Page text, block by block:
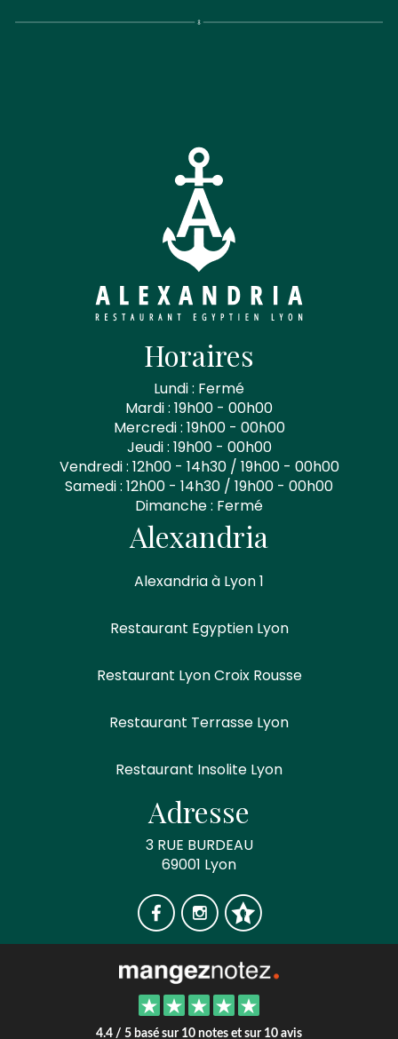
Horaires
Lundi : Fermé
Mardi : 19h00 - 00h00
Mercredi : 19h00 - 00h00
Jeudi : 19h00 - 00h00
Vendredi : 12h00 - 14h30 / 19h00 - 00h00
Samedi : 12h00 - 14h30 / 19h00 - 00h00
Dimanche : Fermé
Alexandria
Alexandria à Lyon 1
Restaurant Egyptien Lyon
Restaurant Lyon Croix Rousse
Restaurant Terrasse Lyon
Restaurant Insolite Lyon
Adresse
3 RUE BURDEAU
69001 Lyon
4.4 / 5 basé sur 10 notes et sur 10 avis